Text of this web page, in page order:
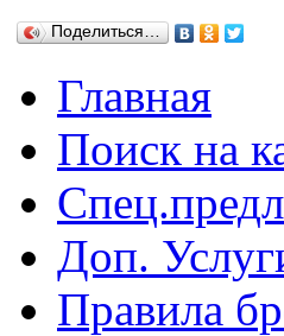
Поделиться…
Главная
Поиск на
Доп.
Правила